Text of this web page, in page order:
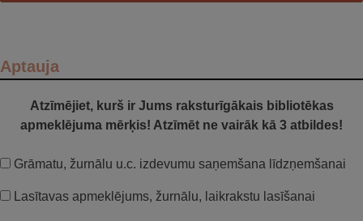
Aptauja
Atzīmējiet, kurš ir Jums raksturīgākais bibliotēkas
apmeklējuma mērķis! Atzīmēt ne vairāk kā 3 atbildes!
Grāmatu, žurnālu u.c. izdevumu saņemšana līdzņemšanai
Lasītavas apmeklējums, žurnālu, laikrakstu lasīšanai